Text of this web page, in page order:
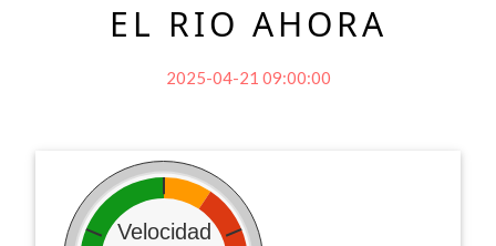
EL RIO AHORA
2025-04-21 09:00:00
Velocidad